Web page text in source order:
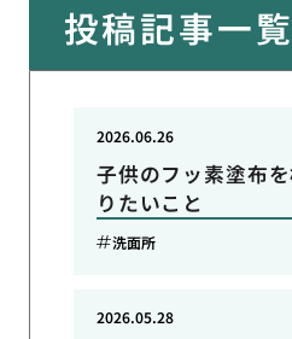
投稿記事一覧
子供のフッ素塗布
りたいこと
2026.06.26
洗面所
2026.05.28